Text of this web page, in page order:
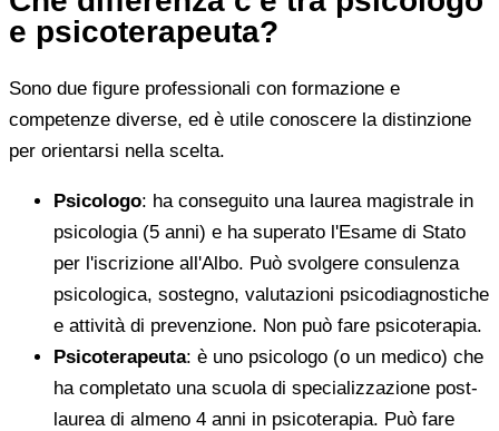
e psicoterapeuta?
Sono due figure professionali con formazione e
competenze diverse, ed è utile conoscere la distinzione
per orientarsi nella scelta.
Psicologo: ha conseguito una laurea magistrale in
psicologia (5 anni) e ha superato l'Esame di Stato
per l'iscrizione all'Albo. Può svolgere consulenza
psicologica, sostegno, valutazioni psicodiagnostiche
e attività di prevenzione. Non può fare psicoterapia.
Psicoterapeuta: è uno psicologo (o un medico) che
ha completato una scuola di specializzazione post-
laurea di almeno 4 anni in psicoterapia. Può fare